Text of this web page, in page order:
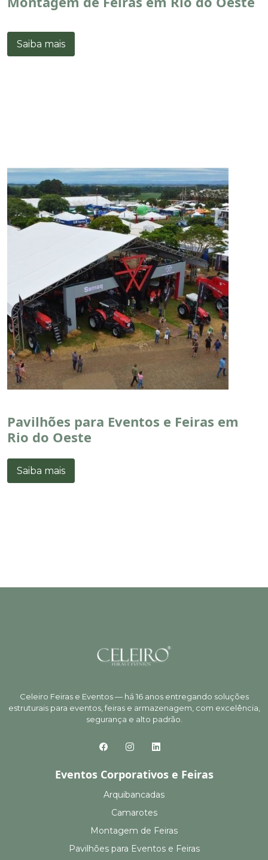
Saiba mais
Pavilhões para Eventos e Feiras em
Rio do Oeste
Saiba mais
Celeiro Feiras e Eventos — há 16 anos entregando soluções
estruturais para eventos, feiras e armazenagem, com excelência,
segurança e alto padrão.
Eventos Corporativos e Feiras
Arquibancadas
Camarotes
Montagem de Feiras
Pavilhões para Eventos e Feiras